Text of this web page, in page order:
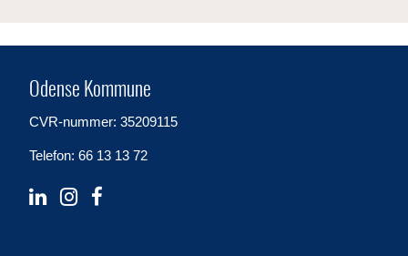
Odense Kommune
CVR-nummer: 35209115
Telefon: 66 13 13 72